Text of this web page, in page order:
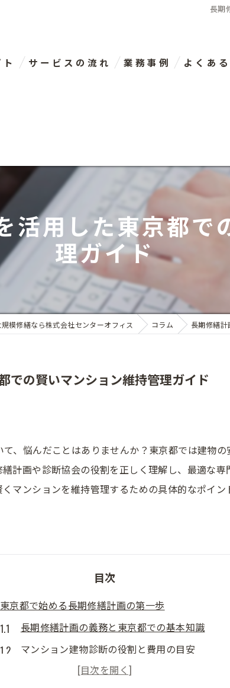
長期
サービスの流れ 業務事例 よくあ
活用した東京都で
理ガイド
模修繕なら株式会社センターオフィス コラム 長期修繕
での賢いマンション維持管理ガイド
、悩んだことはありませんか？東京都では建物
計画や診断協会の役割を正しく理解し、最適な
マンションを維持管理するための具体的なポイ
目次
東京都で始める長期修繕計画の第一歩
長期修繕計画の義務と東京都での基本知識
マンション建物診断の役割と費用の目安
長期修繕計画書の入手と作成準備の流れ